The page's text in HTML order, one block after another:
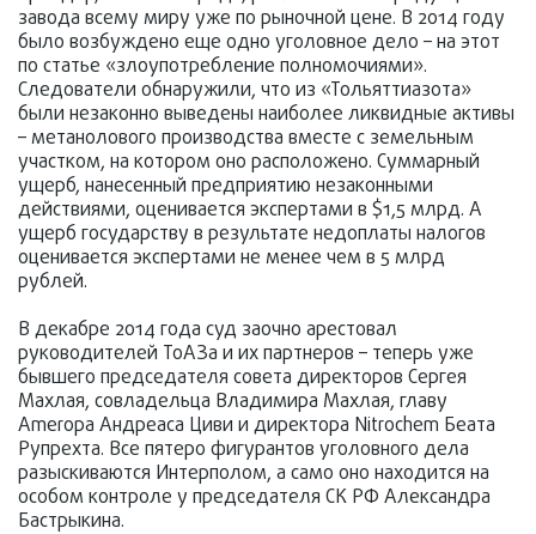
завода всему миру уже по рыночной цене. В 2014 году
было возбуждено еще одно уголовное дело – на этот
по статье «злоупотребление полномочиями».
Следователи обнаружили, что из «Тольяттиазота»
были незаконно выведены наиболее ликвидные активы
– метанолового производства вместе с земельным
участком, на котором оно расположено. Суммарный
ущерб, нанесенный предприятию незаконными
действиями, оценивается экспертами в $1,5 млрд. А
ущерб государству в результате недоплаты налогов
оценивается экспертами не менее чем в 5 млрд
рублей.
В декабре 2014 года суд заочно арестовал
руководителей ТоАЗа и их партнеров – теперь уже
бывшего председателя совета директоров Сергея
Махлая, совладельца Владимира Махлая, главу
Ameropa Андреаса Циви и директора Nitrochem Беата
Рупрехта. Все пятеро фигурантов уголовного дела
разыскиваются Интерполом, а само оно находится на
особом контроле у председателя СК РФ Александра
Бастрыкина.